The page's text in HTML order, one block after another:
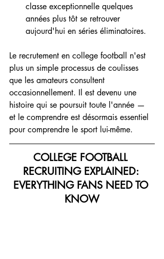
classe exceptionnelle quelques
années plus tôt se retrouver
aujourd'hui en séries éliminatoires.
Le recrutement en college football n'est
plus un simple processus de coulisses
que les amateurs consultent
occasionnellement. Il est devenu une
histoire qui se poursuit toute l'année —
et le comprendre est désormais essentiel
pour comprendre le sport lui-même.
COLLEGE FOOTBALL
RECRUITING EXPLAINED:
EVERYTHING FANS NEED TO
KNOW